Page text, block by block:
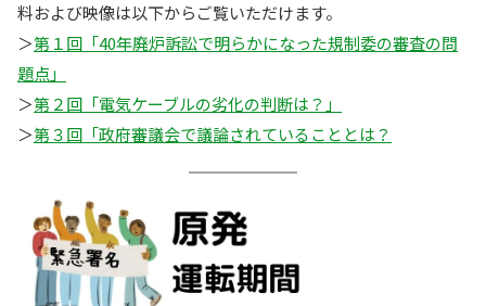
料および映像は以下からご覧いただけます。
＞第１回「40年廃炉訴訟で明らかになった規制委の審査の問
題点」
＞第２回「電気ケーブルの劣化の判断は？」
＞第３回「政府審議会で議論されていることとは？